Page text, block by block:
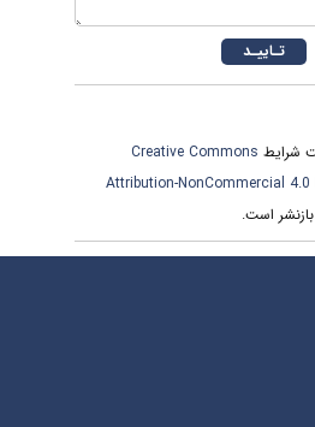
شرایطCreative Commons
Attribution-NonCommercial
است.